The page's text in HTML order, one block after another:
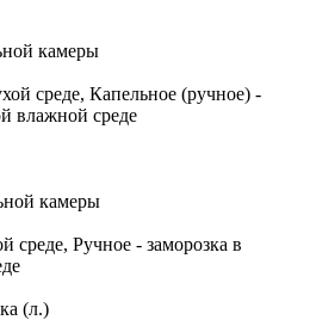
камеры
среде, Капельное (ручное) -
влажной среде
камеры
среде, Ручное - заморозка в
(л.)